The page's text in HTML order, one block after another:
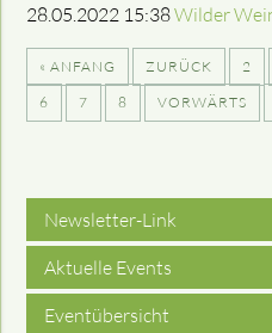
28.05.2022 15:38Wilder
« ANFANG ZURÜCK 2
6
7 8 VORWÄRTS
Newsletter-Link
Aktuelle Events
Eventübersicht